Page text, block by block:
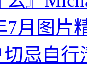
7月图片
忌自行